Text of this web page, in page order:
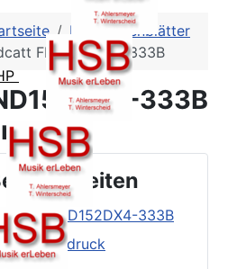
HSB-Datenblätter
FIND152DX4-333B
333B
FIND152DX4-333B
Eindruck